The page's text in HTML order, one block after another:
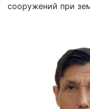
сооружений при